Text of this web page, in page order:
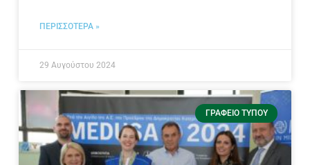
ΠΕΡΙΣΣΟΤΕΡΑ »
29 Αυγούστου 2024
ΓΡΑΦΕΊΟ ΤΎΠΟΥ